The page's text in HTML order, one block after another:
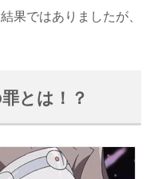
果ではありましたが、
とは！？